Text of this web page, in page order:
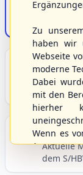
S/HBV-
Unser
und
Aktuelle
dem S/
Zu
haben wir
Webseite
moderne
Dabei
mit den
hierher
Wenn es
gerne an
schicken.